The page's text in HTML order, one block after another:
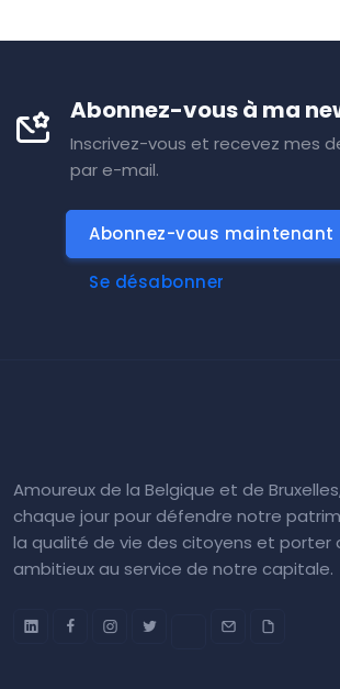
Abonnez-vous à ma
Inscrivez-vous et recevez mes
par e-mail.
Abonnez-vous maintenant
Se désabonner
Amoureux de la Belgique et de
chaque jour pour défendre notre
la qualité de vie des citoyens et porter
ambitieux au service de notre capitale.